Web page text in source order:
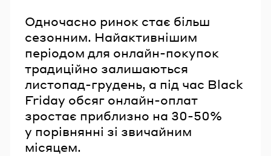
Одночасно ринок стає більш
сезонним. Найактивнішим
періодом для онлайн-покупок
традиційно залишаються
листопад-грудень, а під час Black
Friday обсяг онлайн-оплат
зростає приблизно на 30-50%
у порівнянні зі звичайним
місяцем.